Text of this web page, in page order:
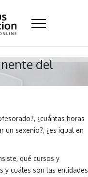
del
¿cuántas horas
un sexenio?, ¿es igual en
qué cursos y
y cuáles son las entidades